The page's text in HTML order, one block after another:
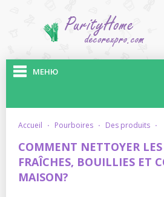
МЕНЮ
accueil · pourboires · des produits ·
COMMENT NETTOYER LES
FRAÎCHES, BOUILLIES ET
MAISON?